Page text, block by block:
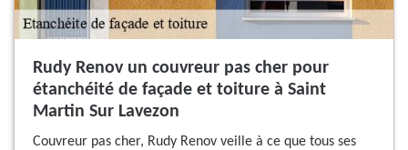
Rudy Renov un couvreur pas cher pour
étanchéité de façade et toiture à Saint
Martin Sur Lavezon
Couvreur pas cher, Rudy Renov veille à ce que tous ses